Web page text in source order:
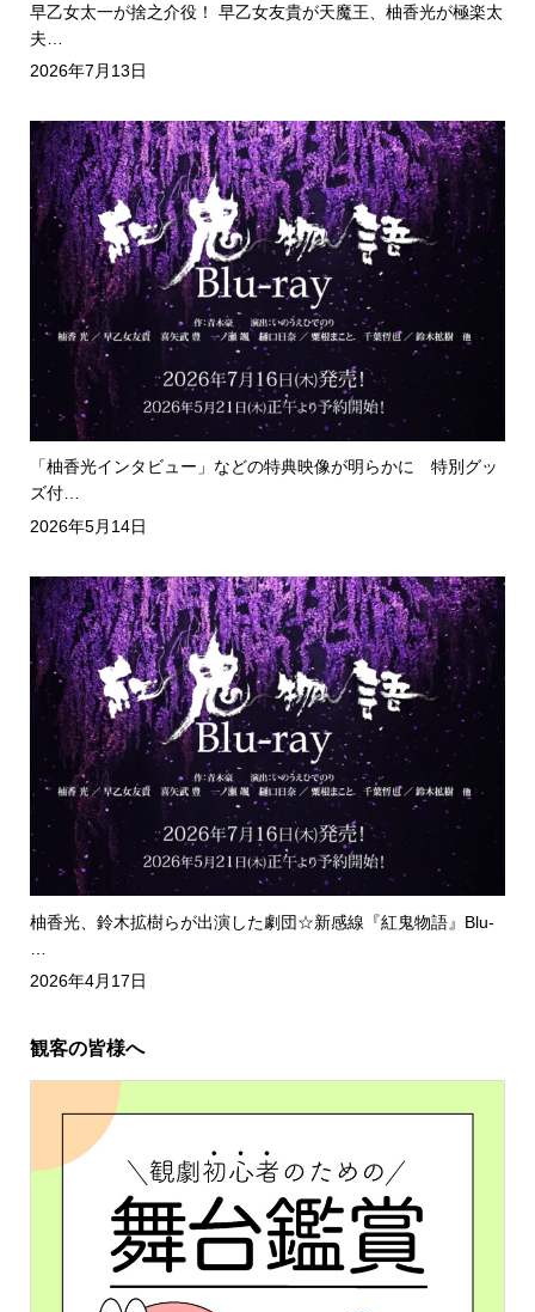
早乙女太一が捨之介役！ 早乙女友貴が天魔王、柚香光が極楽太
夫…
2026年7月13日
「柚香光インタビュー」などの特典映像が明らかに 特別グッ
ズ付…
2026年5月14日
柚香光、鈴木拡樹らが出演した劇団☆新感線『紅鬼物語』Blu-
2026年4月17日
観客の皆様へ